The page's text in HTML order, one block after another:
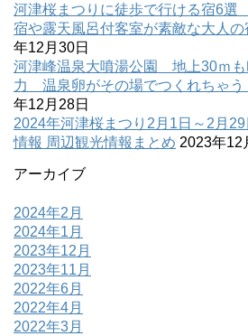
河津桜まつりに徒歩で行ける宿6
宿や露天風呂付客室が素敵な大人
年12月30日
河津峰温泉大噴湯公園 地上30ｍも
力 温泉卵がその場でつくれちゃ
年12月28日
2024年河津桜まつり2月1日～2月
情報 周辺観光情報まとめ 2023年12
アーカイブ
2024年2月
2024年1月
2023年12月
2023年11月
2022年6月
2022年4月
2022年3月